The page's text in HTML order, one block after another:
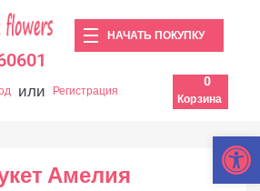
НАЧАТЬ ПОКУПКУ
или Регистрация Корзина
0
Амелия